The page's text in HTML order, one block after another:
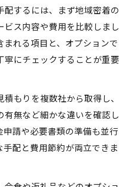
するには、まず地域密着の
ス内容や費用を比較しまし
れる項目と、オプションで
にチェックすることが重要
もりを複数社から取得し、
無など細かな違いを確認し
請や必要書類の準備も並行
配と費用節約が両立できま